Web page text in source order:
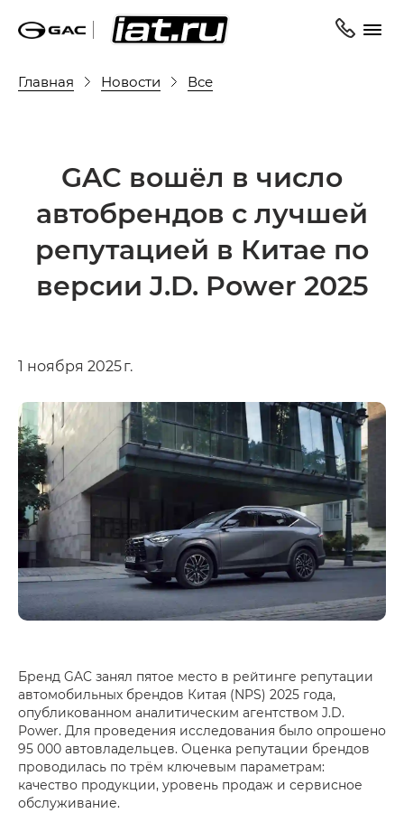
Главная Новости Все
GAC вошёл в число
автобрендов с лучшей
репутацией в Китае по
версии J.D. Power 2025
1 ноября 2025 г.
Бренд GAC занял пятое место в рейтинге репутации
автомобильных брендов Китая (NPS) 2025 года,
опубликованном аналитическим агентством J.D.
Power. Для проведения исследования было опрошено
95 000 автовладельцев. Оценка репутации брендов
проводилась по трём ключевым параметрам:
качество продукции, уровень продаж и сервисное
обслуживание.